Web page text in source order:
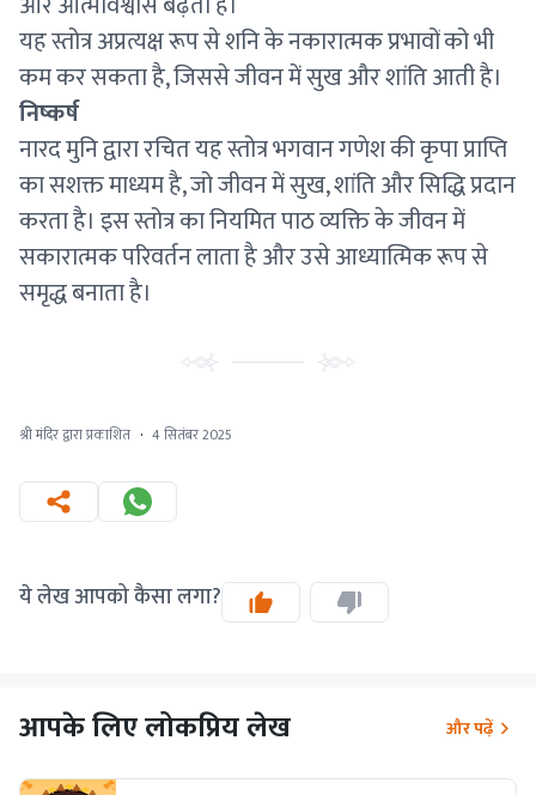
यह स्तोत्र अप्रत्यक्ष रूप से शनि के नकारात्मक प्रभावों को भी
कम कर सकता है, जिससे जीवन में सुख और शांति आती है।
निष्कर्ष
नारद मुनि द्वारा रचित यह स्तोत्र भगवान गणेश की कृपा प्राप्ति
का सशक्त माध्यम है, जो जीवन में सुख, शांति और सिद्धि प्रदान
करता है। इस स्तोत्र का नियमित पाठ व्यक्ति के जीवन में
सकारात्मक परिवर्तन लाता है और उसे आध्यात्मिक रूप से
समृद्ध बनाता है।
श्री मंदिर द्वारा प्रकाशित · 4 सितंबर 2025
ये लेख आपको कैसा लगा?
आपके लिए लोकप्रिय लेख और पढ़ें